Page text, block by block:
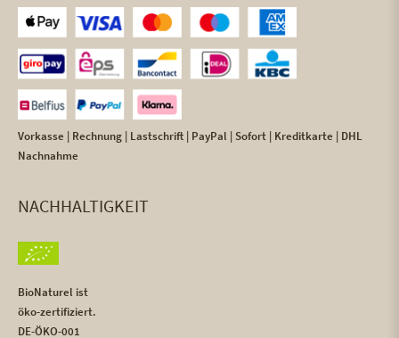
Vorkasse | Rechnung | Lastschrift | PayPal | Sofort | Kreditkarte | DHL
Nachnahme
NACHHALTIGKEIT
BioNaturel ist
öko-zertifiziert.
DE-ÖKO-001